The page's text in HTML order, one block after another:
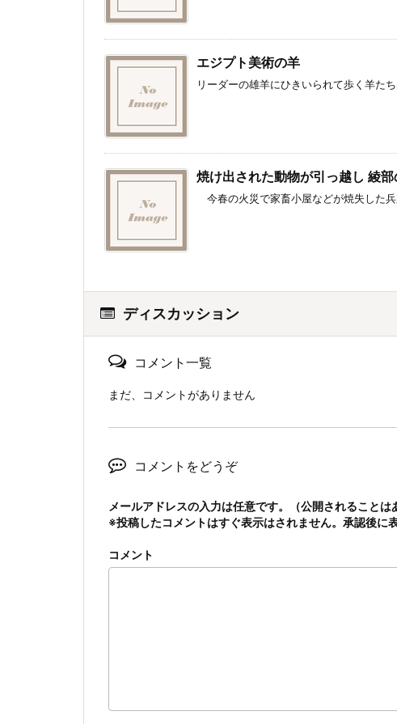
エジプト美術の羊
リーダーの雄羊にひきいられて歩く羊た
焼け出された動物が引っ越し 綾
今春の火災で家畜小屋などが焼失した
ディスカッション
コメント一覧
まだ、コメントがありません
コメントをどうぞ
メールアドレスの入力は任意です。（公開されることは
※投稿したコメントはすぐ表示はされません。承認後に
コメント